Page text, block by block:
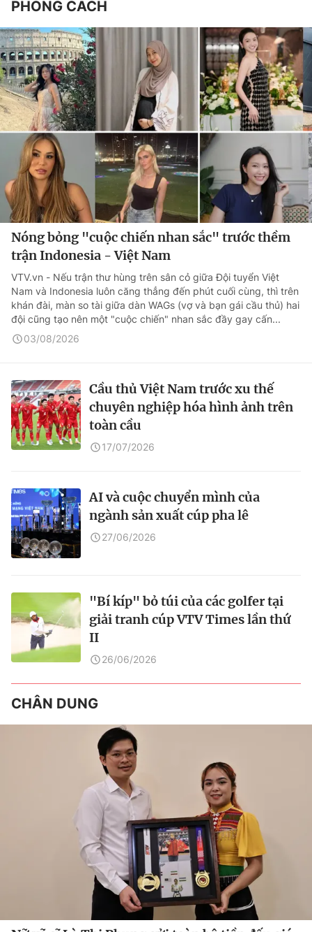
PHONG CÁCH
Nóng bỏng "cuộc chiến nhan sắc" trước thềm
trận Indonesia - Việt Nam
VTV.vn - Nếu trận thư hùng trên sân cỏ giữa Đội tuyển Việt
Nam và Indonesia luôn căng thẳng đến phút cuối cùng, thì trên
khán đài, màn so tài giữa dàn WAGs (vợ và bạn gái cầu thủ) hai
đội cũng tạo nên một "cuộc chiến" nhan sắc đầy gay cấn...
03/08/2026
Cầu thủ Việt Nam trước xu thế
chuyên nghiệp hóa hình ảnh trên
toàn cầu
17/07/2026
AI và cuộc chuyển mình của
ngành sản xuất cúp pha lê
27/06/2026
"Bí kíp" bỏ túi của các golfer tại
giải tranh cúp VTV Times lần thứ
II
26/06/2026
CHÂN DUNG